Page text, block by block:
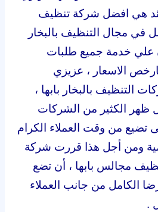
هي افضل شركة تنظيف
في مجال التنظيف بالبخار
علي خدمة جميع طلبات
الاسعار ، عزيزي
التنظيف بالبخار بابها ،
ظهر الكثير من الشركات
تضيع من وقت العملاء الكرام
ومن أجل هذا قررت شركة
مجالس بابها ، أن تضع
الكامل من جانب العملاء
.